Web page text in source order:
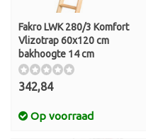
Fakro LWK 280/3 Komfort
Vlizotrap 60x120 cm
bakhoogte 14 cm
342,84
Op voorraad